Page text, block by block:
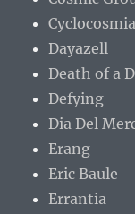
Cyclocosmia
Dayazell
Death of a
Defying
Dia Del
Erang
Eric Baule
Errantia